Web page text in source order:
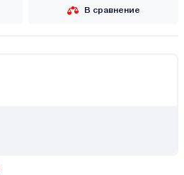
В сравнение